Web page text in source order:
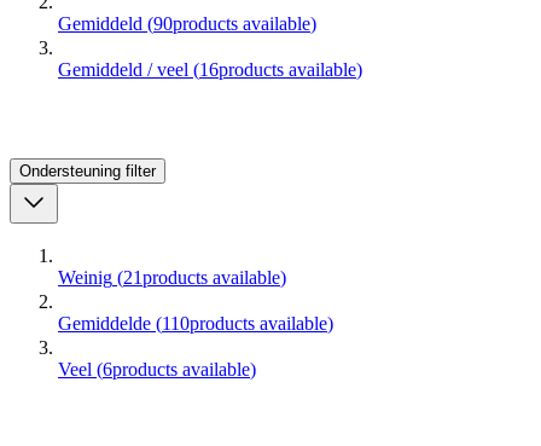
Gemiddeld (90products available)
Gemiddeld / veel (16products available)
Ondersteuning filter
Weinig (21products available)
Gemiddelde (110products available)
Veel (6products available)